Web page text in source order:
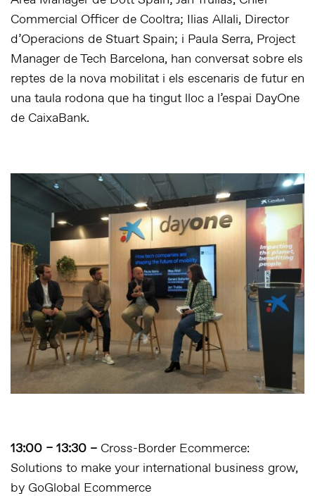
Commercial Officer de Cooltra; Ilias Allali, Director
d’Operacions de Stuart Spain; i Paula Serra, Project
Manager de Tech Barcelona, han conversat sobre els
reptes de la nova mobilitat i els escenaris de futur en
una taula rodona que ha tingut lloc a l’espai DayOne
de CaixaBank.
13:00 – 13:30 – Cross-Border Ecommerce:
Solutions to make your international business grow,
by GoGlobal Ecommerce